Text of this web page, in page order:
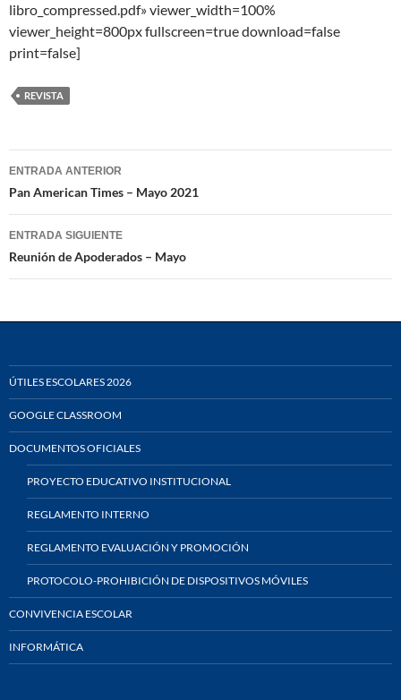
libro_compressed.pdf» viewer_width=100%
viewer_height=800px fullscreen=true download=false
print=false]
REVISTA
Navegación
de
entradas
ENTRADA ANTERIOR
Pan American Times – Mayo 2021
ENTRADA SIGUIENTE
Reunión de Apoderados – Mayo
ÚTILES ESCOLARES 2026
GOOGLE CLASSROOM
DOCUMENTOS OFICIALES
PROYECTO EDUCATIVO INSTITUCIONAL
REGLAMENTO INTERNO
REGLAMENTO EVALUACIÓN Y PROMOCIÓN
PROTOCOLO-PROHIBICIÓN DE DISPOSITIVOS MÓVILES
CONVIVENCIA ESCOLAR
INFORMÁTICA